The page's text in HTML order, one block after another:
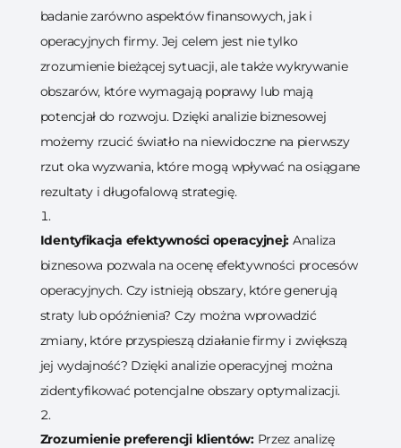
badanie zarówno aspektów finansowych, jak i
operacyjnych firmy. Jej celem jest nie tylko
zrozumienie bieżącej sytuacji, ale także wykrywanie
obszarów, które wymagają poprawy lub mają
potencjał do rozwoju. Dzięki analizie biznesowej
możemy rzucić światło na niewidoczne na pierwszy
rzut oka wyzwania, które mogą wpływać na osiągane
rezultaty i długofalową strategię.
Identyfikacja efektywności operacyjnej: Analiza
biznesowa pozwala na ocenę efektywności procesów
operacyjnych. Czy istnieją obszary, które generują
straty lub opóźnienia? Czy można wprowadzić
zmiany, które przyspieszą działanie firmy i zwiększą
jej wydajność? Dzięki analizie operacyjnej można
zidentyfikować potencjalne obszary optymalizacji.
Zrozumienie preferencji klientów:Przez analizę